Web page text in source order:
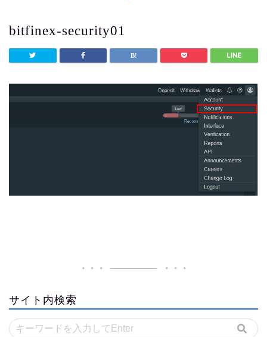
bitfinex-security01
サイト内検索